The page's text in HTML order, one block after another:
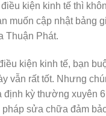
kiện kinh tế thì
muốn cập nhật bảng
Thuận Phát.
kiện kinh tế, bạn
vẫn rất tốt. Nhưng
định kỳ thường xuyên
sửa chữa đảm